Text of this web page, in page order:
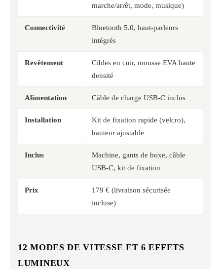
marche/arrêt, mode, musique)
Connectivité
Bluetooth 5.0, haut-parleurs
intégrés
Revêtement
Cibles en cuir, mousse EVA haute
densité
Alimentation Câble de charge USB-C inclus
Installation
Kit de fixation rapide (velcro),
hauteur ajustable
Inclus
Machine, gants de boxe, câble
USB-C, kit de fixation
Prix
179 € (livraison sécurisée
incluse)
12 MODES DE VITESSE ET 6 EFFETS
LUMINEUX